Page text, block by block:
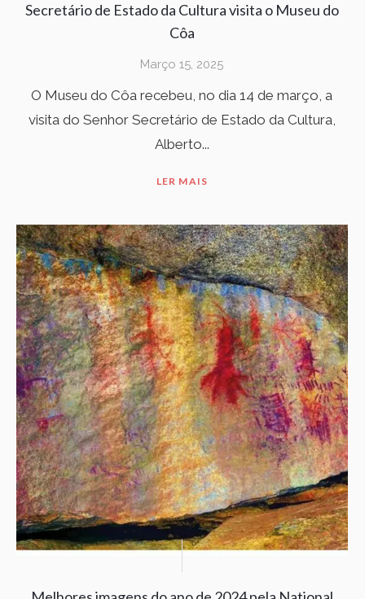
Secretário de Estado da Cultura visita o Museu do
Côa
Março 15, 2025
O Museu do Côa recebeu, no dia 14 de março, a
visita do Senhor Secretário de Estado da Cultura,
Alberto...
LER MAIS